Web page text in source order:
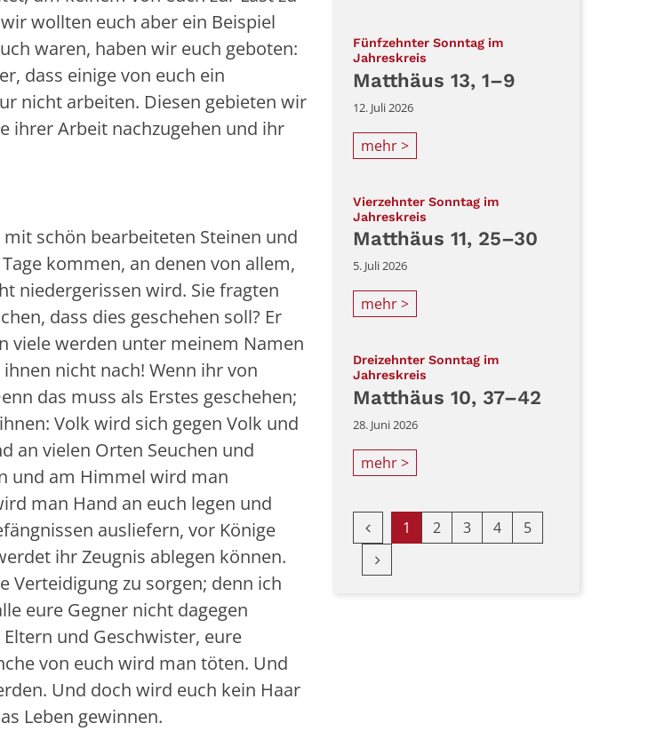
wollten euch aber ein Beispiel
waren, haben wir euch geboten:
dass einige von euch ein
nicht arbeiten. Diesen gebieten wir
ihrer Arbeit nachzugehen und ihr
schön bearbeiteten Steinen und
kommen, an denen von allem,
niedergerissen wird. Sie fragten
dass dies geschehen soll? Er
viele werden unter meinem Namen
nicht nach! Wenn ihr von
das muss als Erstes geschehen;
Volk wird sich gegen Volk und
an vielen Orten Seuchen und
und am Himmel wird man
man Hand an euch legen und
ausliefern, vor Könige
ihr Zeugnis ablegen können.
Verteidigung zu sorgen; denn ich
eure Gegner nicht dagegen
und Geschwister, eure
von euch wird man töten. Und
Und doch wird euch kein Haar
Leben gewinnen.
Fünfzehnter Sonntag im
Jahreskreis
Matthäus 13, 1–9
12. Juli 2026
mehr >
Vierzehnter Sonntag im
Jahreskreis
Matthäus 11, 25–30
5. Juli 2026
mehr >
Dreizehnter Sonntag im
Jahreskreis
Matthäus 10, 37–42
28. Juni 2026
mehr >
Vorherige Seite
1 2 3 4
5
Nächste Seite